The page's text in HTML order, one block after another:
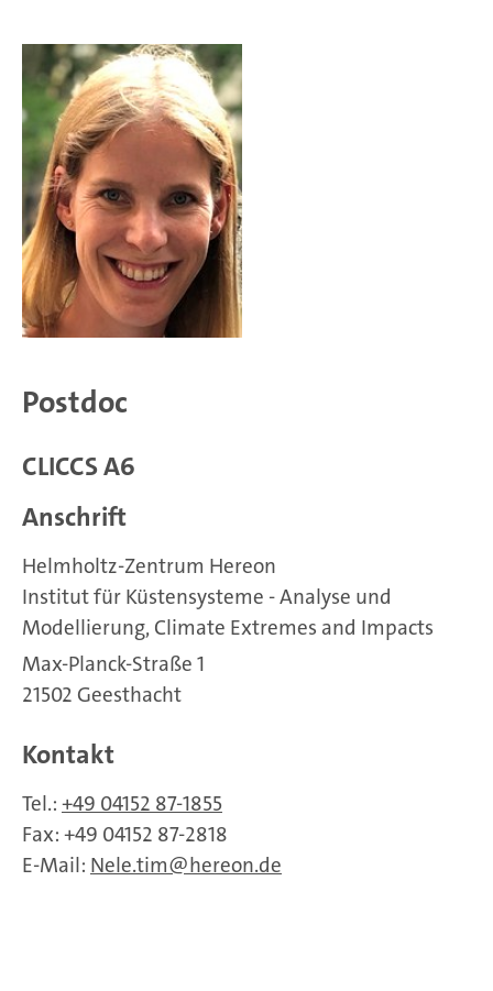
Postdoc
CLICCS A6
Anschrift
Helmholtz-Zentrum Hereon
Institut für Küstensysteme - Analyse und
Modellierung, Climate Extremes and Impacts
Max-Planck-Straße 1
21502 Geesthacht
Kontakt
Tel.: +49 04152 87-1855
Fax: +49 04152 87-2818
E-Mail: Nele.tim hereon.de